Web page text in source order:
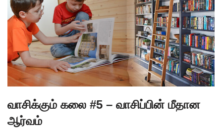
வாசிக்கும் கலை #5 – வாசிப்பின் மீதான
ஆர்வம்